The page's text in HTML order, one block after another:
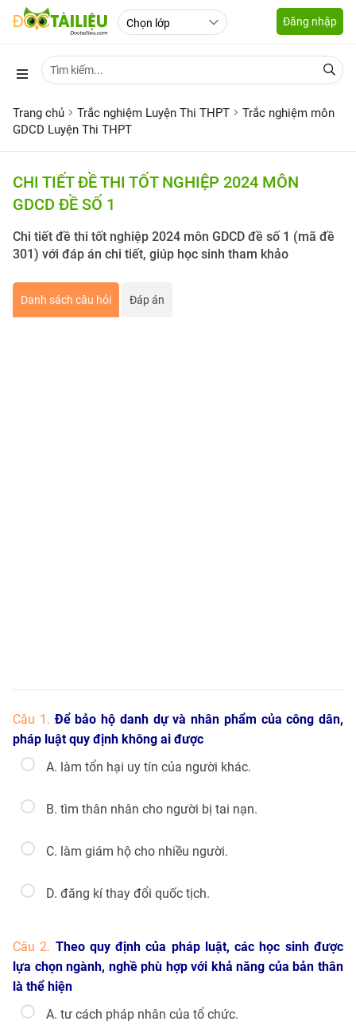
Đăng nhập
Trang chủ Trắc nghiệm Luyện Thi THPT
Trắc nghiệm môn
GDCD Luyện Thi THPT
CHI TIẾT ĐỀ THI TỐT NGHIỆP 2024 MÔN
GDCD ĐỀ SỐ 1
Chi tiết đề thi tốt nghiệp 2024 môn GDCD đề số 1 (mã đề
301) với đáp án chi tiết, giúp học sinh tham khảo
Danh sách câu hỏi Đáp án
Câu 1.Để bảo hộ danh dự và nhân phẩm của công dân,
pháp luật quy định không ai được
A. làm tổn hại uy tín của người khác.
B. tìm thân nhân cho người bị tai nạn.
C. làm giám hộ cho nhiều người.
D. đăng kí thay đổi quốc tịch.
Câu 2. Theo quy định của pháp luật, các học sinh được
lựa chọn ngành, nghề phù hợp với khả năng của bản thân
là thể hiện
A. tư cách pháp nhân của tổ chức.